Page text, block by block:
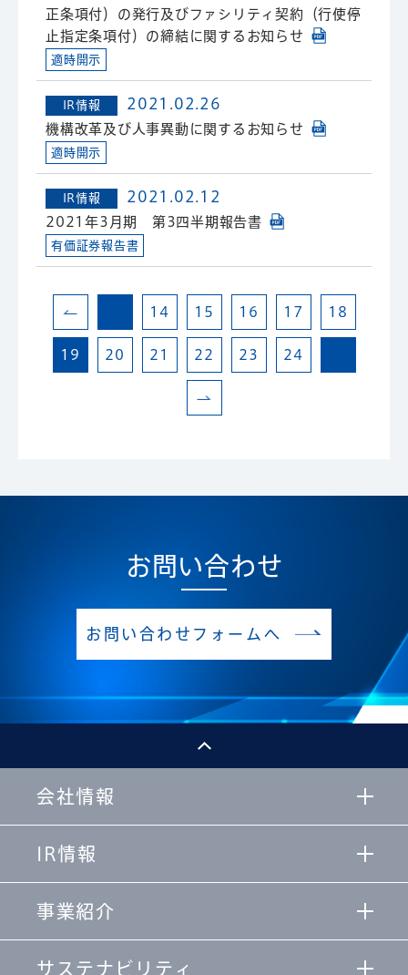
正条項付）の発行及びファシリティ契約（行使停
止指定条項付）の締結に関するお知らせ
適時開示
IR情報 2021.02.26
機構改革及び人事異動に関するお知らせ
適時開示
IR情報 2021.02.12
2021年3月期 第3四半期報告書
有価証券報告書
14 15 16 17 18
19 20 21 22 23 24
お問い合わせ
お問い合わせフォームへ
会社情報
IR情報
事業紹介
サステナビリティ